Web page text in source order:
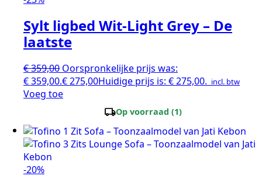
Sylt ligbed Wit-Light Grey – De
laatste
€359,00 Oorspronkelijke prijs was:
€ 359,00.€275,00Huidige prijs is: € 275,00. incl. btw
Voeg toe
local_shippingOp voorraad (1)
-20%